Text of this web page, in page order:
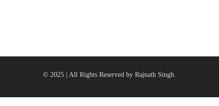
© 2025 | All Rights Reserved by Rajnath Singh.